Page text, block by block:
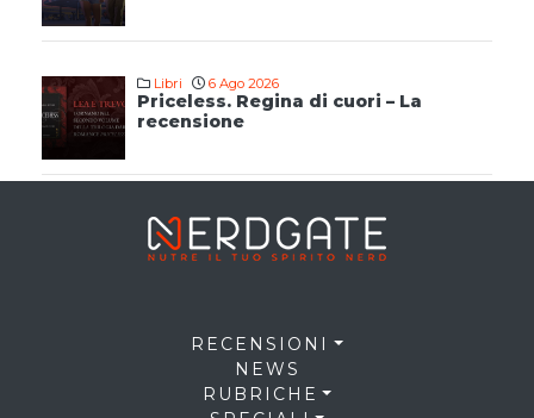
Libri 6 Ago 2026
Priceless. Regina di cuori – La
recensione
RECENSIONI
NEWS
RUBRICHE